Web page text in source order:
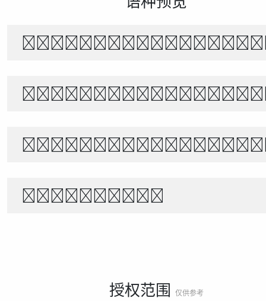
The quick brown
Белый снег тихо
Θέλει αρετή και
1234567890
授权范围 仅供参考